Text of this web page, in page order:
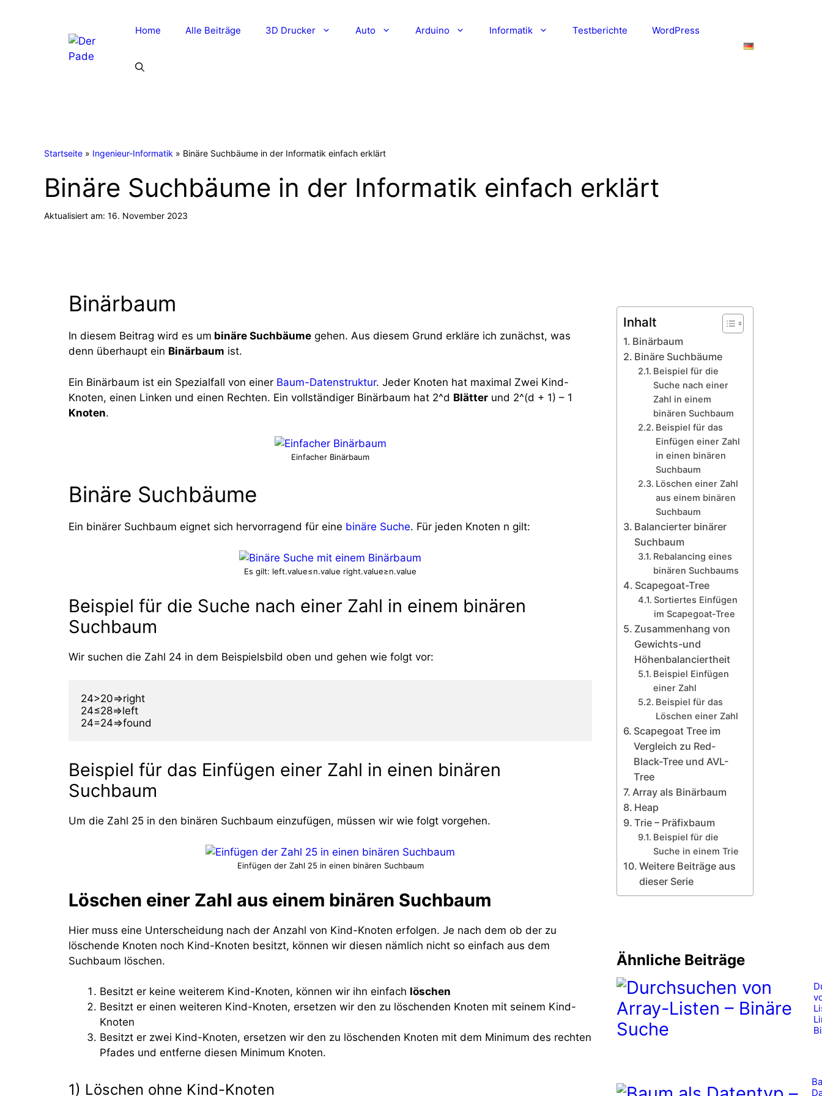
Home Alle Beiträge 3D Drucker Auto Arduino Informatik Testberichte WordPress
Startseite » Ingenieur-Informatik » Binäre Suchbäume in der Informatik einfach erklärt
Binäre Suchbäume in der Informatik einfach erklärt
Aktualisiert am: 16. November 2023
Binärbaum
In diesem Beitrag wird es um binäre Suchbäume gehen. Aus diesem Grund erkläre ich zunächst, was
denn überhaupt ein Binärbaum ist.
Ein Binärbaum ist ein Spezialfall von einer Baum-Datenstruktur. Jeder Knoten hat maximal Zwei Kind-
Knoten, einen Linken und einen Rechten. Ein vollständiger Binärbaum hat 2^d Blätter und 2^(d + 1) – 1
Knoten.
Einfacher Binärbaum
Binäre Suchbäume
Ein binärer Suchbaum eignet sich hervorragend für eine binäre Suche. Für jeden Knoten n gilt:
Es gilt: left.value≤n.value right.value≥n.value
Beispiel für die Suche nach einer Zahl in einem binären
Suchbaum
Wir suchen die Zahl 24 in dem Beispielsbild oben und gehen wie folgt vor:
24>20⇒right
24≤28⇒left
24=24⇒found
Beispiel für das Einfügen einer Zahl in einen binären
Suchbaum
Um die Zahl 25 in den binären Suchbaum einzufügen, müssen wir wie folgt vorgehen.
Einfügen der Zahl 25 in einen binären Suchbaum
Löschen einer Zahl aus einem binären Suchbaum
Hier muss eine Unterscheidung nach der Anzahl von Kind-Knoten erfolgen. Je nach dem ob der zu
löschende Knoten noch Kind-Knoten besitzt, können wir diesen nämlich nicht so einfach aus dem
Suchbaum löschen.
Besitzt er keine weiterem Kind-Knoten, können wir ihn einfach löschen
Besitzt er einen weiteren Kind-Knoten, ersetzen wir den zu löschenden Knoten mit seinem Kind-
Knoten
Besitzt er zwei Kind-Knoten, ersetzen wir den zu löschenden Knoten mit dem Minimum des rechten
Pfades und entferne diesen Minimum Knoten.
1) Löschen ohne Kind-Knoten
Inhalt
Binärbaum
Binäre Suchbäume
Beispiel für die
Suche nach einer
Zahl in einem
binären Suchbaum
Beispiel für das
Einfügen einer Zahl
in einen binären
Suchbaum
Löschen einer Zahl
aus einem binären
Suchbaum
Balancierter binärer
Suchbaum
Rebalancing eines
binären Suchbaums
Scapegoat-Tree
Sortiertes Einfügen
im Scapegoat-Tree
Zusammenhang von
Gewichts-und
Höhenbalanciertheit
Beispiel Einfügen
einer Zahl
Beispiel für das
Löschen einer Zahl
Scapegoat Tree im
Vergleich zu Red-
Black-Tree und AVL-
Tree
Array als Binärbaum
Heap
Trie – Präfixbaum
Beispiel für die
Suche in einem Trie
Weitere Beiträge aus
dieser Serie
Ähnliche Beiträge